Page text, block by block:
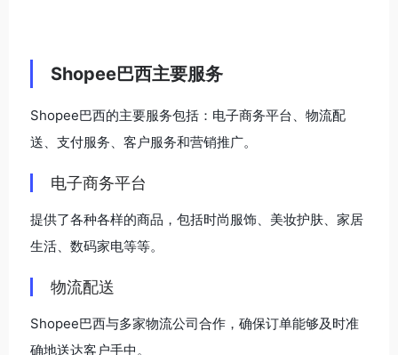
Shopee巴西主要服务
Shopee巴西的主要服务包括：电子商务平台、物流配
送、支付服务、客户服务和营销推广。
电子商务平台
提供了各种各样的商品，包括时尚服饰、美妆护肤、家居
生活、数码家电等等。
物流配送
Shopee巴西与多家物流公司合作，确保订单能够及时准
确地送达客户手中。